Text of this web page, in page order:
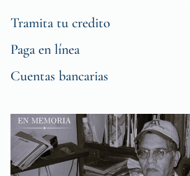
Tramita tu credito
Paga en línea
Cuentas bancarias